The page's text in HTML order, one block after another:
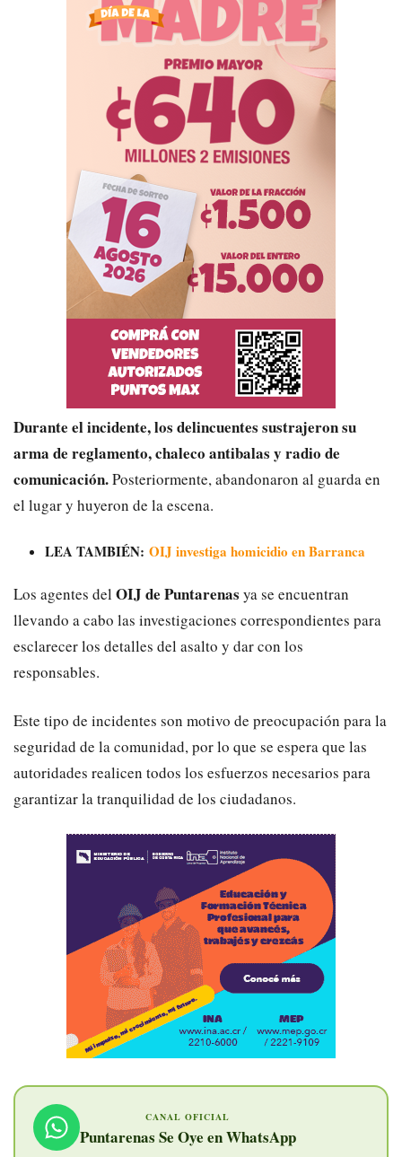
Durante el incidente, los delincuentes sustrajeron su
arma de reglamento, chaleco antibalas y radio de
comunicación.Posteriormente, abandonaron al guarda en
el lugar y huyeron de la escena.
LEA TAMBIÉN: OIJ investiga homicidio en Barranca
Los agentes del OIJ de Puntarenas ya se encuentran
llevando a cabo las investigaciones correspondientes para
esclarecer los detalles del asalto y dar con los
responsables.
Este tipo de incidentes son motivo de preocupación para la
seguridad de la comunidad, por lo que se espera que las
autoridades realicen todos los esfuerzos necesarios para
garantizar la tranquilidad de los ciudadanos.
CANAL OFICIAL
Puntarenas Se Oye en WhatsApp